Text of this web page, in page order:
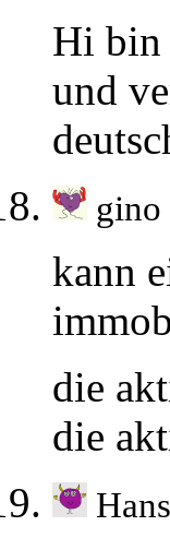
Hi bin
und
gino
kann
die
die
Hans